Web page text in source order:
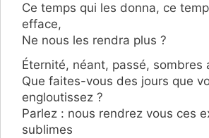
Ce temps qui les donna, ce
efface,
Ne nous les rendra plus ?
Éternité, néant, passé, sombres
Que faites-vous des jours que
engloutissez ?
Parlez : nous rendrez vous ces
sublimes